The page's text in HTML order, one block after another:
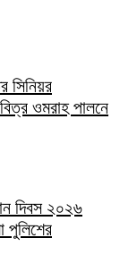
সিনিয়র
ওমরাহ পালনে
দিবস ২০২৬
পুলিশের